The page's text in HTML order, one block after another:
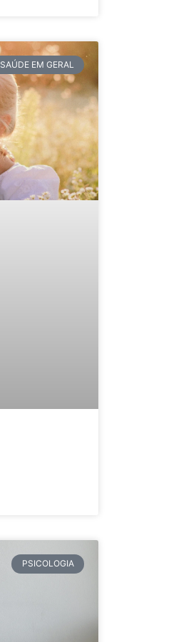
SAÚDE EM GERAL
PSICOLOGIA